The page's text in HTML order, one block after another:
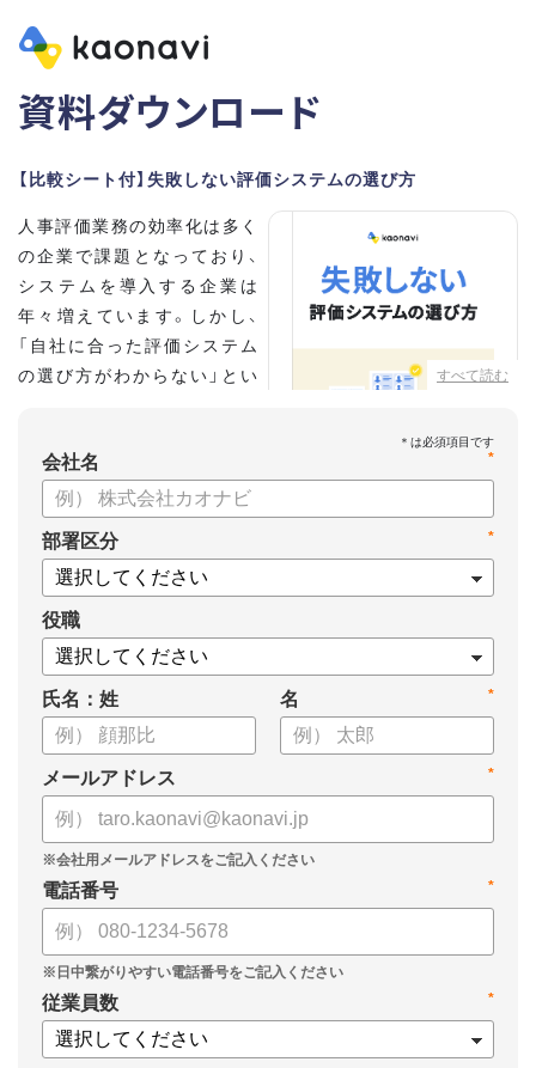
資料ダウンロード
【比較シート付】失敗しない評価システムの選び方
すべて読む
人事評価業務の効率化は多く
の企業で課題となっており、
システムを導入する企業は
年々増えています。しかし、
「自社に合った評価システム
の選び方がわからない」とい
こちらの資料では、
・人事評価システムが必要な企業の特徴
・導入検討に必要な3つの視点
・7つの選定ポイント
についてまとめましたので、ぜひお役立てください。
*
会社名
*
部署区分
役職
氏名：姓 *
名
*
メールアドレス
*
電話番号
*
従業員数